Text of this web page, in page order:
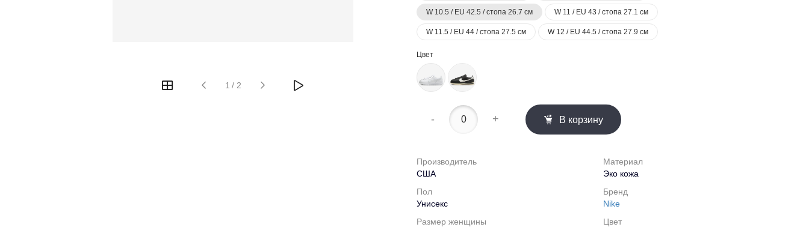
1 / 2
W 10.5 / EU 42.5 / стопа 26.7 см W 11 / EU 43 / стопа 27.1 см
W 11.5 / EU 44 / стопа 27.5 см W 12 / EU 44.5 / стопа 27.9 см
Цвет
- + В корзину
Производитель
США
Материал
Эко кожа
Пол
Унисекс
Бренд
Nike
Размер женщины
Цвет